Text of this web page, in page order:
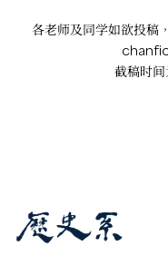
各老师及同学如欲投稿
截稿时间